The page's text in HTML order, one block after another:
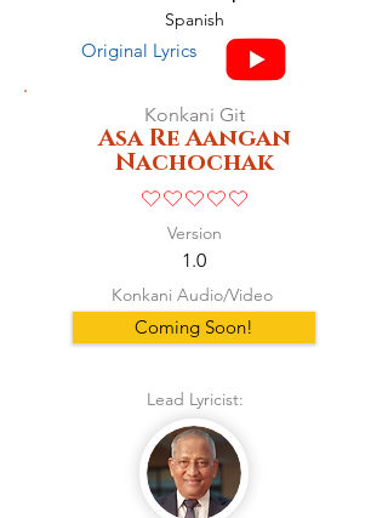
Spanish
Original Lyrics
Konkani Git
Asa Re Aangan
Nachochak
No ratings yet
Version
1.0
Konkani Audio/Video
Coming Soon!
Lead Lyricist: